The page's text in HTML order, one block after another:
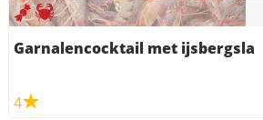
Garnalencocktail met ijsbergsla
4